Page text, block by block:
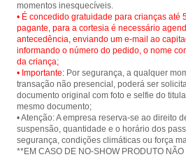
• É concedido gratuidade para crianças até
pagante, para a cortesia é necessário
antecedência, enviando um e-mail ao
informando o número do pedido, o nome
da criança;
• Importante: Por segurança, a qualquer
transação não presencial, poderá ser
documento original com foto e selfie do
mesmo documento;
• Atenção: A empresa reserva-se ao direito
suspensão, quantidade e o horário dos
segurança, condições climáticas ou força
**EM CASO DE NO-SHOW PRODUTO